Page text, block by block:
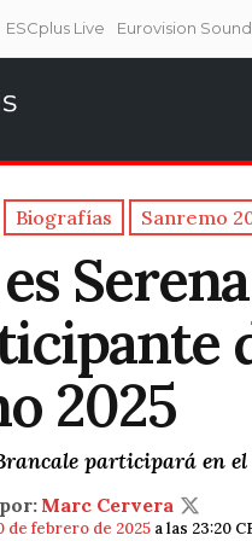
ESCplus Live Eurovision Sound
Biografías Sanremo
2025
participará en el
Marc Cervera
de febrero de 2025 a las 23:20